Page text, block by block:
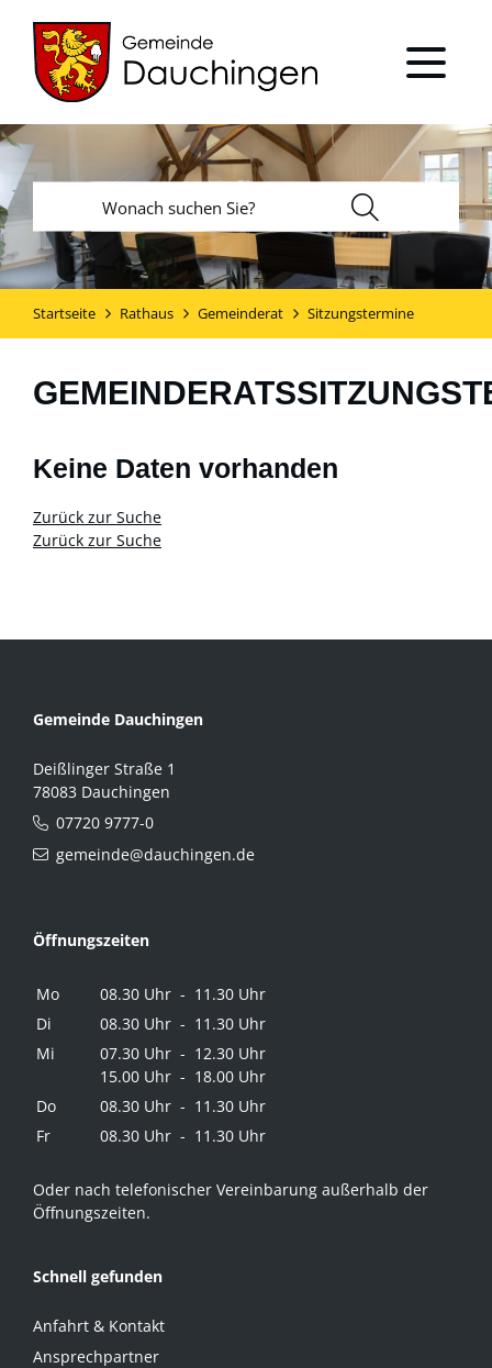
Startseite Rathaus Gemeinderat Sitzungstermine
Keine Daten vorhanden
Zurück zur Suche
Zurück zur Suche
Gemeinde Dauchingen
Deißlinger Straße 1
78083 Dauchingen
07720 9777-0
gemeinde@dauchingen.de
Öffnungszeiten
Mo
08.30 Uhr - 11.30 Uhr
Di
08.30 Uhr - 11.30 Uhr
Mi
07.30 Uhr - 12.30 Uhr
15.00 Uhr - 18.00 Uhr
Do
08.30 Uhr - 11.30 Uhr
Fr
08.30 Uhr - 11.30 Uhr
Oder nach telefonischer Vereinbarung außerhalb der
Öffnungszeiten.
Schnell gefunden
Anfahrt & Kontakt
Ansprechpartner